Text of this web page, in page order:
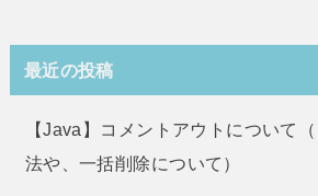
最近の投稿
【Java】コメントアウトについて
法や、一括削除について）